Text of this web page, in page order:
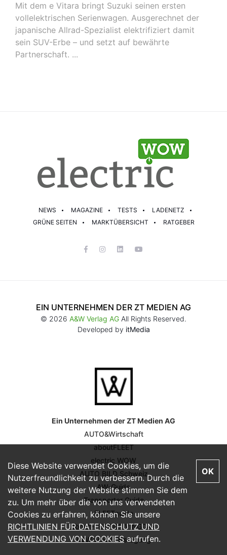
Mit dem e Vitara bringt Suzuki seinen ersten
vollelektrischen Serienwagen. Ausgerechnet der
japanische Allrad-Spezialist elektrifiziert damit
sein SUV-Erbe – und setzt auf bewährte
Partnerschaft. ...
Diese Website verwendet Cookies, um die
Nutzerfreundlichkeit zu verbessern. Durch die
weitere Nutzung der Website stimmen Sie dem
zu. Um mehr über die von uns verwendeten
Cookies zu erfahren, können Sie unsere
RICHTLINIEN FÜR DATENSCHUTZ UND
VERWENDUNG VON COOKIESaufrufen.
OK
NEWS MAGAZINE TESTS
LADENETZ
GRÜNE SEITEN
MARKTÜBERSICHT RATGEBER
EIN UNTERNEHMEN DER ZT MEDIEN AG
© 2026 A&W Verlag AG All Rights Reserved.
Developed by itMedia
Ein Unternehmen der ZT Medien AG
AUTO&Wirtschaft
aboutFLEET
electric WOW
AUTO BILD Schweiz
AW-Guide
Transporter Guide
FLEETguide
aboutFLEET DRIVINGDAY
A&W Mobilitätstagung